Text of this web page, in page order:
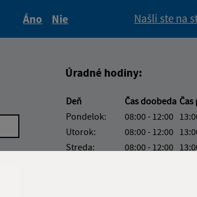
Áno
Nie
Našli ste na
Úradné hodiny:
Deň Čas doobeda
Pondelok:
08:00 - 12:00
Utorok:
08:00 - 12:00
Streda:
08:00 - 12:00